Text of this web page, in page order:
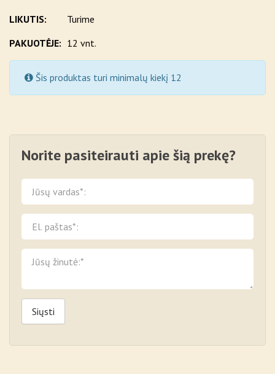
LIKUTIS:
Turime
PAKUOTĖJE: 12 vnt.
Šis produktas turi minimalų kiekį 12
Norite pasiteirauti apie šią prekę?
Siųsti